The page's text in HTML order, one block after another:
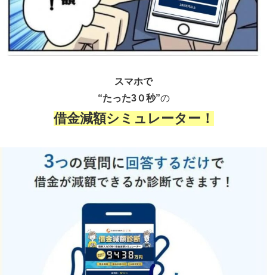
“たった3０秒”の
借金減額シミュレーター！